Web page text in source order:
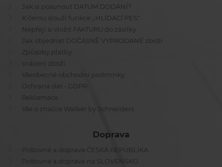
Jak si posunout DATUM DODÁNÍ?
K čemu slouží funkce ,,HLÍDACÍ PES"
Nepřeji si vložit FAKTURU do zásilky
Jak objednat DOČASNĚ VYPRODANÉ zboží
Způsoby platby
Vrácení zboží
Všeobecné obchodní podmínky
Ochrana dat - GDPR
Reklamace
Vše o značce Walker by Schneiders
Doprava
Poštovné a doprava ČESKÁ REPUBLIKA
Poštovné a doprava na SLOVENSKO